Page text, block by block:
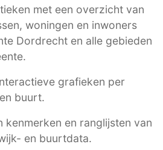
met een overzicht van
woningen en inwoners
Dordrecht en alle gebieden
grafieken per
buurt.
kenmerken en ranglijsten van
en buurtdata.